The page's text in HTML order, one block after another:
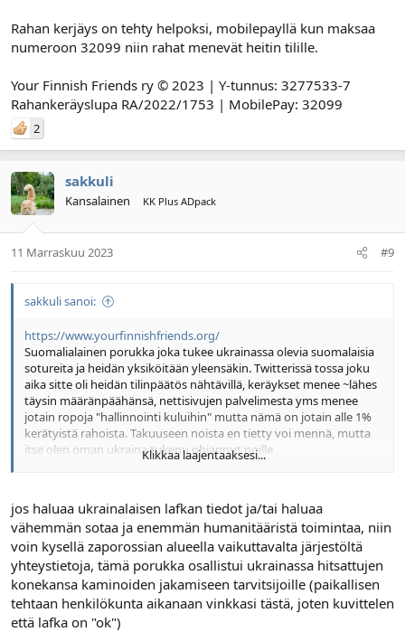
Rahan kerjäys on tehty helpoksi, mobilepayllä kun maksaa
numeroon 32099 niin rahat menevät heitin tilille.
Your Finnish Friends ry © 2023 | Y-tunnus: 3277533-7
Rahankeräyslupa RA/2022/1753 | MobilePay: 32099
2
sakkuli
Kansalainen KK Plus ADpack
11 Marraskuu 2023 #9
sakkuli sanoi:
https://www.yourfinnishfriends.org/
Suomalialainen porukka joka tukee ukrainassa olevia suomalaisia
sotureita ja heidän yksiköitään yleensäkin. Twitterissä tossa joku
aika sitte oli heidän tilinpäätös nähtävillä, keräykset menee ~lähes
täysin määränpäähänsä, nettisivujen palvelimesta yms menee
jotain ropoja "hallinnointi kuluihin" mutta nämä on jotain alle 1%
kerätyistä rahoista. Takuuseen noista en tietty voi mennä, mutta
itse olen oman ukraina tukenu ohjannut noille
Your Finnish Friends ry © 2023 | Y-tunnus: 3277533-7
Rahankeräyslupa RA/2022/1753 | MobilePay: 32099
Klikkaa laajentaaksesi...
jos haluaa ukrainalaisen lafkan tiedot ja/tai haluaa
vähemmän sotaa ja enemmän humanitääristä toimintaa, niin
voin kysellä zaporossian alueella vaikuttavalta järjestöltä
yhteystietoja, tämä porukka osallistui ukrainassa hitsattujen
konekansa kaminoiden jakamiseen tarvitsijoille (paikallisen
tehtaan henkilökunta aikanaan vinkkasi tästä, joten kuvittelen
että lafka on "ok")